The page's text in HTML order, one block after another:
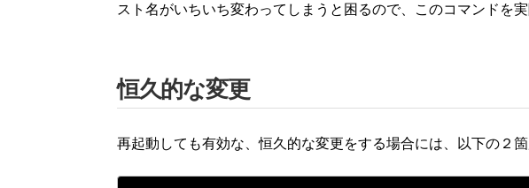
スト名がいちいち変わってしまうと困るので、このコマンドを
恒久的な変更
再起動しても有効な、恒久的な変更をする場合には、以下の２